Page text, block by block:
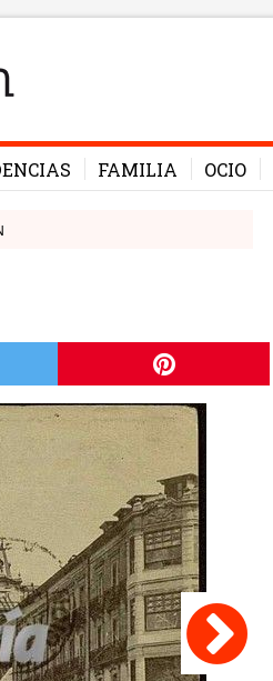
FAMILIA OCIO